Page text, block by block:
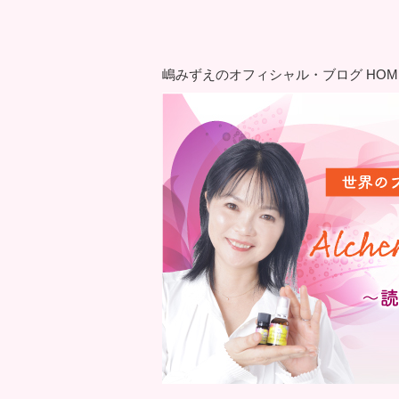
嶋みずえのオフィシャル・ブログ